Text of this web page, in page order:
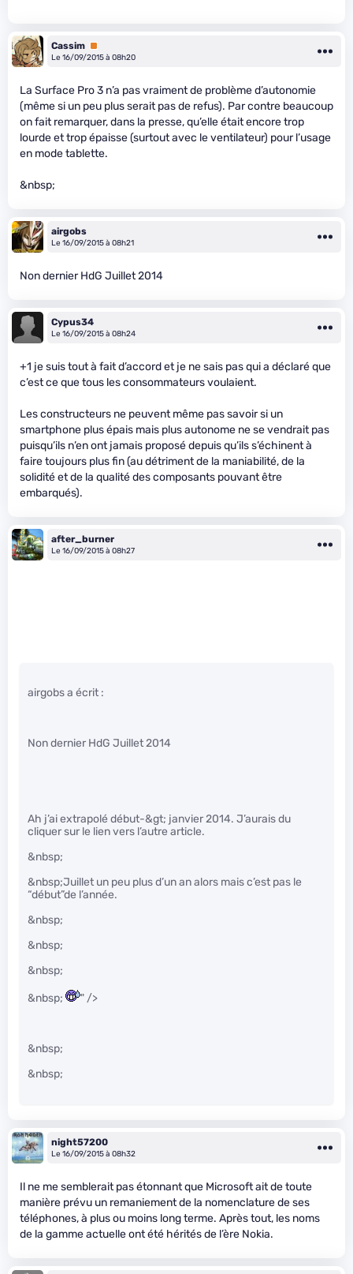
Cassim Premium
Le 16/09/2015 à 08h20
La Surface Pro 3 n’a pas vraiment de problème d’autonomie
(même si un peu plus serait pas de refus). Par contre beaucoup
on fait remarquer, dans la presse, qu’elle était encore trop
lourde et trop épaisse (surtout avec le ventilateur) pour l’usage
en mode tablette.
&nbsp;
airgobs
Le 16/09/2015 à 08h21
Non dernier HdG Juillet 2014
Cypus34
Le 16/09/2015 à 08h24
+1 je suis tout à fait d’accord et je ne sais pas qui a déclaré que
c’est ce que tous les consommateurs voulaient.
Les constructeurs ne peuvent même pas savoir si un
smartphone plus épais mais plus autonome ne se vendrait pas
puisqu’ils n’en ont jamais proposé depuis qu’ils s’échinent à
faire toujours plus fin (au détriment de la maniabilité, de la
solidité et de la qualité des composants pouvant être
embarqués).
after_burner
Le 16/09/2015 à 08h27
airgobs a écrit :
Non dernier HdG Juillet 2014
Ah j’ai extrapolé début-&gt; janvier 2014. J’aurais du
cliquer sur le lien vers l’autre article.
&nbsp;
&nbsp;Juillet un peu plus d’un an alors mais c’est pas le
“début”de l’année.
&nbsp;
&nbsp;
&nbsp;
&nbsp; " />
&nbsp;
&nbsp;
night57200
Le 16/09/2015 à 08h32
Il ne me semblerait pas étonnant que Microsoft ait de toute
manière prévu un remaniement de la nomenclature de ses
téléphones, à plus ou moins long terme. Après tout, les noms
de la gamme actuelle ont été hérités de l’ère Nokia.